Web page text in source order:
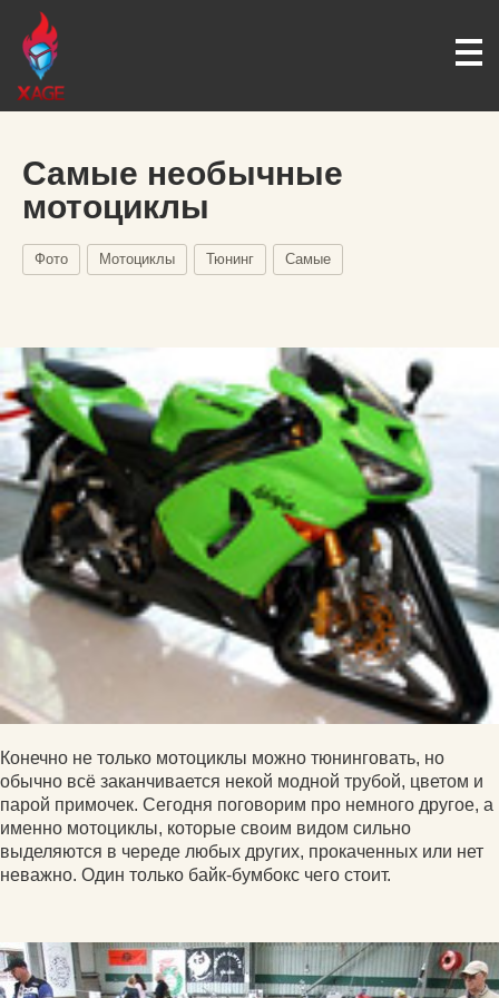
Самые необычные
мотоциклы
Фото Мотоциклы Тюнинг Самые
Конечно не только мотоциклы можно тюнинговать, но
обычно всё заканчивается некой модной трубой, цветом и
парой примочек. Сегодня поговорим про немного другое, а
именно мотоциклы, которые своим видом сильно
выделяются в череде любых других, прокаченных или нет
неважно. Один только байк-бумбокс чего стоит.